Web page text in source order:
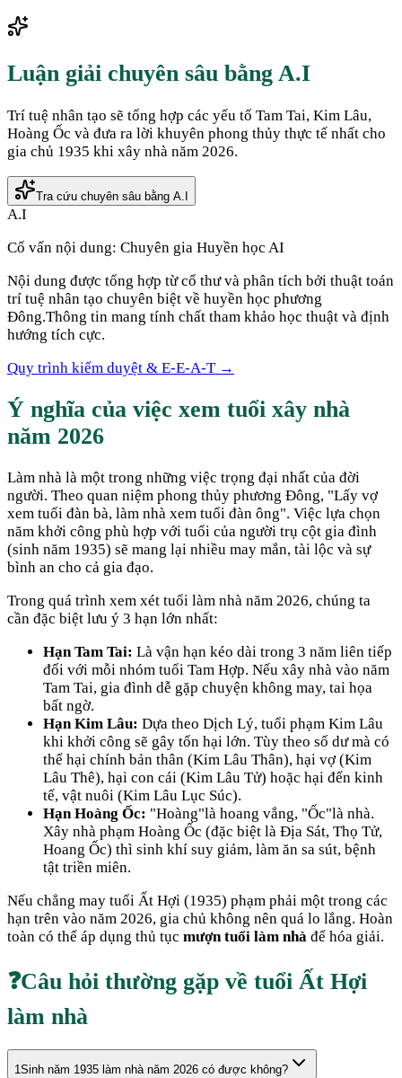
Luận giải chuyên sâu bằng A.I
Trí tuệ nhân tạo sẽ tổng hợp các yếu tố Tam Tai, Kim Lâu,
Hoàng Ốc và đưa ra lời khuyên phong thủy thực tế nhất cho
gia chủ 1935 khi xây nhà năm 2026.
Tra cứu chuyên sâu bằng A.I
A.I
Cố vấn nội dung: Chuyên gia Huyền học AI
Nội dung được tổng hợp từ cổ thư và phân tích bởi thuật toán
trí tuệ nhân tạo chuyên biệt về huyền học phương
Đông.Thông tin mang tính chất tham khảo học thuật và định
hướng tích cực.
Quy trình kiểm duyệt & E-E-A-T →
Ý nghĩa của việc xem tuổi xây nhà
năm 2026
Làm nhà là một trong những việc trọng đại nhất của đời
người. Theo quan niệm phong thủy phương Đông, "Lấy vợ
xem tuổi đàn bà, làm nhà xem tuổi đàn ông". Việc lựa chọn
năm khởi công phù hợp với tuổi của người trụ cột gia đình
(sinh năm 1935) sẽ mang lại nhiều may mắn, tài lộc và sự
bình an cho cả gia đạo.
Trong quá trình xem xét tuổi làm nhà năm 2026, chúng ta
cần đặc biệt lưu ý 3 hạn lớn nhất:
Hạn Tam Tai: Là vận hạn kéo dài trong 3 năm liên tiếp
đối với mỗi nhóm tuổi Tam Hợp. Nếu xây nhà vào năm
Tam Tai, gia đình dễ gặp chuyện không may, tai họa
bất ngờ.
Hạn Kim Lâu: Dựa theo Dịch Lý, tuổi phạm Kim Lâu
khi khởi công sẽ gây tổn hại lớn. Tùy theo số dư mà có
thể hại chính bản thân (Kim Lâu Thân), hại vợ (Kim
Lâu Thê), hại con cái (Kim Lâu Tử) hoặc hại đến kinh
tế, vật nuôi (Kim Lâu Lục Súc).
Hạn Hoàng Ốc: "Hoàng"là hoang vắng, "Ốc"là nhà.
Xây nhà phạm Hoàng Ốc (đặc biệt là Địa Sát, Thọ Tử,
Hoang Ốc) thì sinh khí suy giảm, làm ăn sa sút, bệnh
tật triền miên.
Nếu chẳng may tuổi Ất Hợi (1935) phạm phải một trong các
hạn trên vào năm 2026, gia chủ không nên quá lo lắng. Hoàn
toàn có thể áp dụng thủ tục mượn tuổi làm nhà để hóa giải.
❓Câu hỏi thường gặp về tuổi Ất Hợi
làm nhà
1Sinh năm 1935 làm nhà năm 2026 có được không?